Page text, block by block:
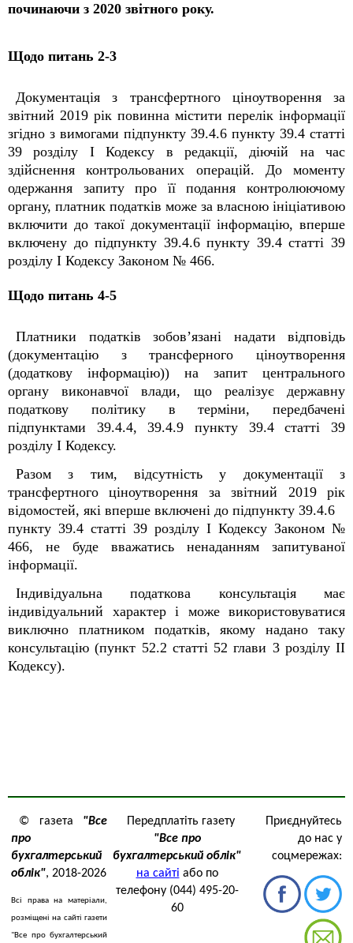
починаючи з 2020 звітного року.
Щодо питань 2-3
Документація з трансфертного ціноутворення за
звітний 2019 рік повинна містити перелік інформації
згідно з вимогами підпункту 39.4.6 пункту 39.4 статті
39 розділу I Кодексу в редакції, діючій на час
здійснення контрольованих операцій. До моменту
одержання запиту про її подання контролюючому
органу, платник податків може за власною ініціативою
включити до такої документації інформацію, вперше
включену до підпункту 39.4.6 пункту 39.4 статті 39
розділу I Кодексу Законом № 466.
Щодо питань 4-5
Платники податків зобов’язані надати відповідь
(документацію з трансферного ціноутворення
(додаткову інформацію)) на запит центрального
органу виконавчої влади, що реалізує державну
податкову політику в терміни, передбачені
підпунктами 39.4.4, 39.4.9 пункту 39.4 статті 39
розділу I Кодексу.
Разом з тим, відсутність у документації з
трансфертного ціноутворення за звітний 2019 рік
відомостей, які вперше включені до підпункту 39.4.6
пункту 39.4 статті 39 розділу I Кодексу Законом №
466, не буде вважатись ненаданням запитуваної
інформації.
Індивідуальна податкова консультація має
індивідуальний характер і може використовуватися
виключно платником податків, якому надано таку
консультацію (пункт 52.2 статті 52 глави 3 розділу ІІ
Кодексу).
© газета "Все
про
бухгалтерський
облік", 2018-2026
Всі права на матеріали,
розміщені на сайті газети
"Все про бухгалтерський
Передплатіть газету
"Все про
бухгалтерський облік"
на сайті або по
телефону (044) 495-20-
60
Приєднуйтесь
до нас у
соцмережах: